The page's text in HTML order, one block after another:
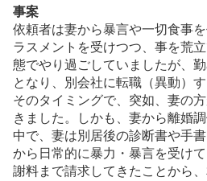
事案
依頼者は妻から暴言や一切食事
ラスメントを受けつつ、事を荒
態でやり過ごしていましたが、
となり、別会社に転職（異動）
そのタイミングで、突如、妻の
きました。しかも、妻から離婚
中で、妻は別居後の診断書や手
から日常的に暴力・暴言を受け
謝料まで請求してきたことから、
Annie
Sloan
dctBase
Company